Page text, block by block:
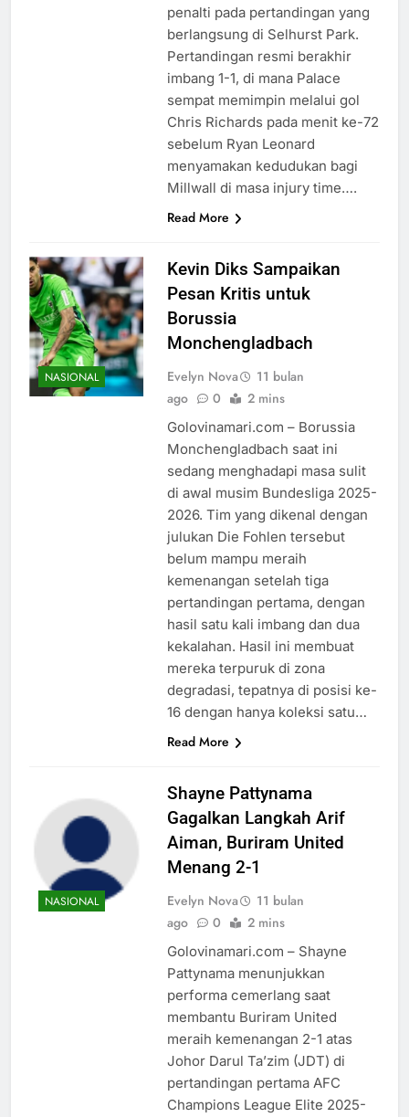
penalti pada pertandingan yang
berlangsung di Selhurst Park.
Pertandingan resmi berakhir
imbang 1-1, di mana Palace
sempat memimpin melalui gol
Chris Richards pada menit ke-72
sebelum Ryan Leonard
menyamakan kedudukan bagi
Millwall di masa injury time….
Read More
NASIONAL
Kevin Diks Sampaikan
Pesan Kritis untuk
Borussia
Monchengladbach
Evelyn Nova
11 bulan
ago
0 2 mins
Golovinamari.com – Borussia
Monchengladbach saat ini
sedang menghadapi masa sulit
di awal musim Bundesliga 2025-
2026. Tim yang dikenal dengan
julukan Die Fohlen tersebut
belum mampu meraih
kemenangan setelah tiga
pertandingan pertama, dengan
hasil satu kali imbang dan dua
kekalahan. Hasil ini membuat
mereka terpuruk di zona
degradasi, tepatnya di posisi ke-
16 dengan hanya koleksi satu…
Read More
NASIONAL
Shayne Pattynama
Gagalkan Langkah Arif
Aiman, Buriram United
Menang 2-1
Evelyn Nova
11 bulan
ago
0 2 mins
Golovinamari.com – Shayne
Pattynama menunjukkan
performa cemerlang saat
membantu Buriram United
meraih kemenangan 2-1 atas
Johor Darul Ta’zim (JDT) di
pertandingan pertama AFC
Champions League Elite 2025-